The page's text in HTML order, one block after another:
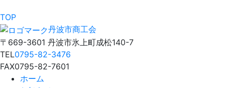
TOP
丹波市商工会
〒669-3601 丹波市氷上町成松140-7
TEL0795-82-3476
FAX0795-82-7601
ホーム